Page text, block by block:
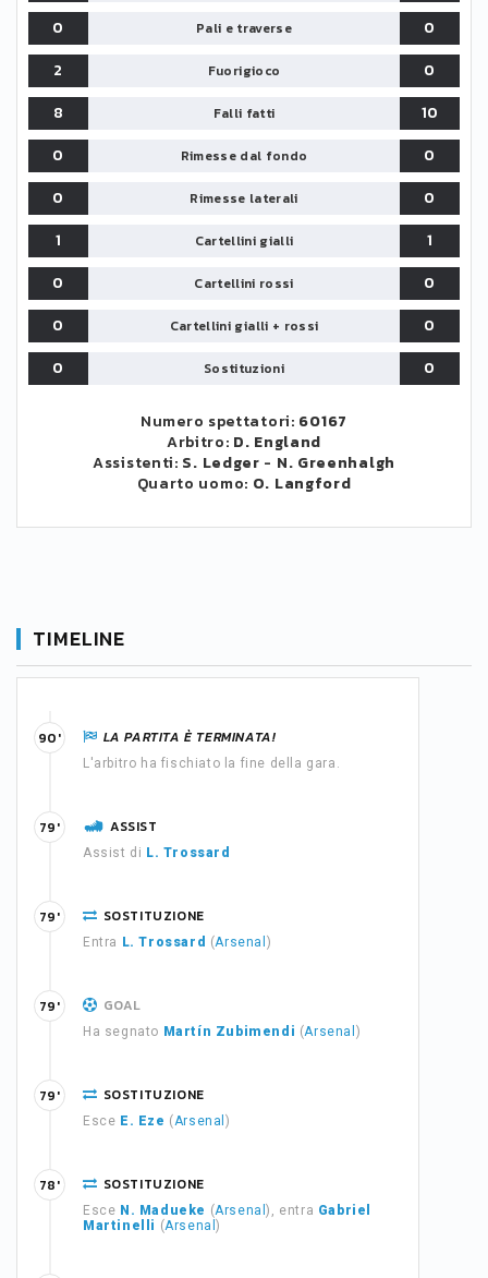
0 Pali e traverse
0
2
Fuorigioco
0
8
Falli fatti
10
0
Rimesse dal fondo
0
0
Rimesse laterali
0
1
Cartellini gialli
1
0
Cartellini rossi
0
0
Cartellini gialli + rossi
0
0
Sostituzioni 0
Numero spettatori: 60167
Arbitro: D. England
Assistenti: S. Ledger - N. Greenhalgh
Quarto uomo: O. Langford
TIMELINE
LA PARTITA È TERMINATA!
L'arbitro ha fischiato la fine della gara.
90'
ASSIST
Assist di L. Trossard
79'
SOSTITUZIONE
Entra L. Trossard (Arsenal )
79'
GOAL
Ha segnato Martín Zubimendi (Arsenal )
79'
SOSTITUZIONE
Esce E. Eze (Arsenal)
79'
SOSTITUZIONE
Esce N. Madueke (Arsenal), entra Gabriel
Martinelli (Arsenal)
78'